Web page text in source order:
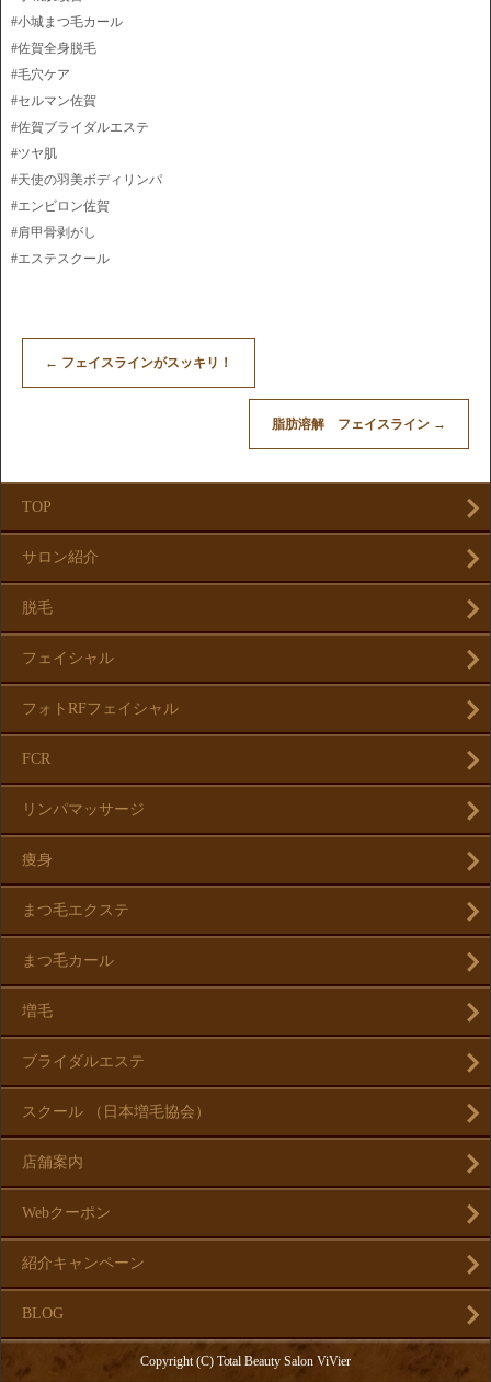
#小城まつ毛カール
#佐賀全身脱毛
#毛穴ケア
#セルマン佐賀
#佐賀ブライダルエステ
#ツヤ肌
#天使の羽美ボディリンパ
#エンビロン佐賀
#肩甲骨剥がし
#エステスクール
← フェイスラインがスッキリ！
脂肪溶解 フェイスライン →
TOP
サロン紹介
脱毛
フェイシャル
フォトRFフェイシャル
FCR
リンパマッサージ
痩身
まつ毛エクステ
まつ毛カール
増毛
ブライダルエステ
スクール （日本増毛協会）
店舗案内
Webクーポン
紹介キャンペーン
BLOG
Copyright (C) Total Beauty Salon ViVier